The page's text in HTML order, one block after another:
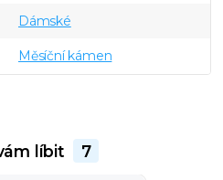
Dámské
Měsíční kámen
líbit 7